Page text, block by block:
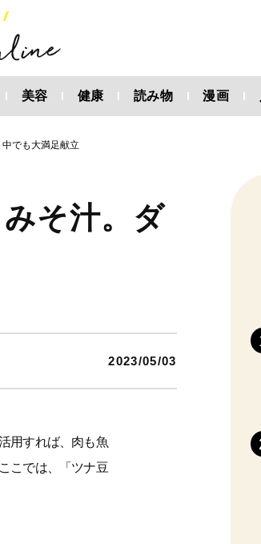
美容 健康 読み物 漫画
でも大満足献立
そ汁。ダ
2023/05/03
用すれば、肉も魚
こでは、「ツナ豆